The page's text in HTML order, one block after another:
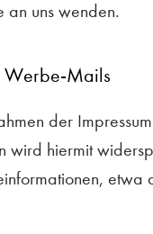
an uns wenden.
Werbe-Mails
der
wird hiermit
etwa